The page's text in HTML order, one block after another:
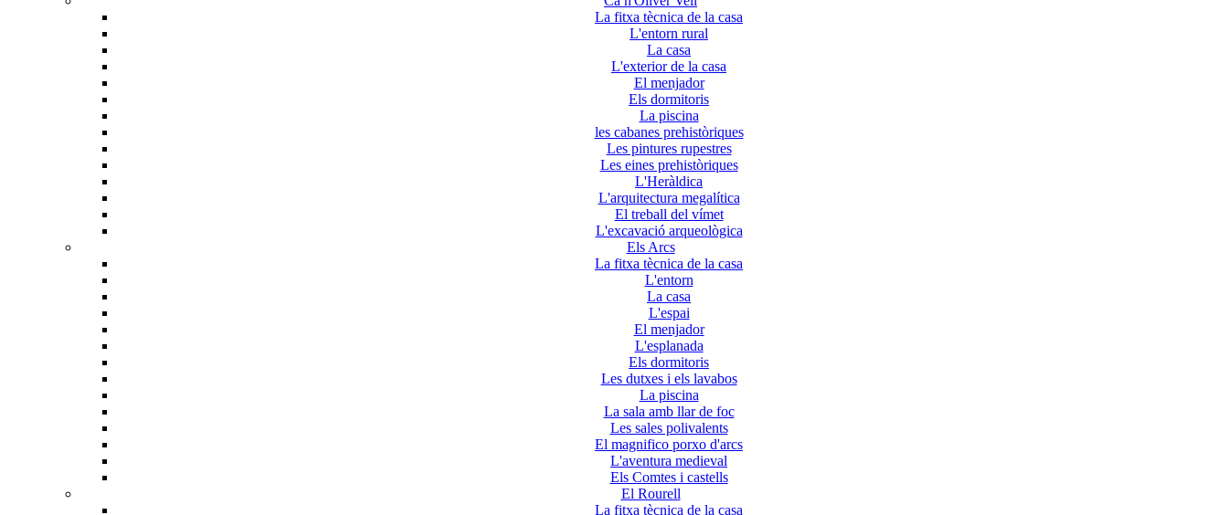
La fitxa tècnica de la casa
L'entorn rural
La casa
L'exterior de la casa
El menjador
Els dormitoris
La piscina
les cabanes prehistòriques
Les pintures rupestres
Les eines prehistòriques
L'Heràldica
L'arquitectura megalítica
El treball del vímet
L'excavació arqueològica
Els Arcs
La fitxa tècnica de la casa
L'entorn
La casa
L'espai
El menjador
L'esplanada
Els dormitoris
Les dutxes i els lavabos
La piscina
La sala amb llar de foc
Les sales polivalents
El magnifico porxo d'arcs
L'aventura medieval
Els Comtes i castells
El Rourell
La fitxa tècnica de la casa